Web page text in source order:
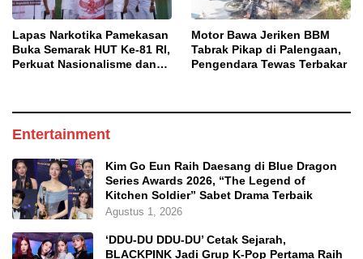
Lapas Narkotika Pamekasan
Buka Semarak HUT Ke-81 RI,
Perkuat Nasionalisme dan
Motor Bawa Jeriken BBM
Tabrak Pikap di Palengaan,
Pengendara Tewas Terbakar
Entertainment
Kim Go Eun Raih Daesang di Blue Dragon
Series Awards 2026, “The Legend of
Kitchen Soldier” Sabet Drama Terbaik
Agustus 1, 2026
‘DDU-DU DDU-DU’ Cetak Sejarah,
BLACKPINK Jadi Grup K-Pop Pertama Raih